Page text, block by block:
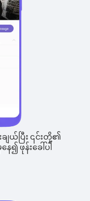
ယ်ပြီး ၎င်းတို့၏
ဖုန်းခေါ်ပါ